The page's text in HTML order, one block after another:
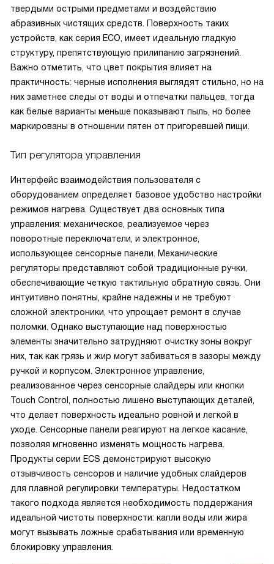
твердыми острыми предметами и воздействию
абразивных чистящих средств. Поверхность таких
устройств, как серия ECO, имеет идеальную гладкую
структуру, препятствующую прилипанию загрязнений.
Важно отметить, что цвет покрытия влияет на
практичность: черные исполнения выглядят стильно, но на
них заметнее следы от воды и отпечатки пальцев, тогда
как белые варианты меньше показывают пыль, но более
маркированы в отношении пятен от пригоревшей пищи.
Тип регулятора управления
Интерфейс взаимодействия пользователя с
оборудованием определяет базовое удобство настройки
режимов нагрева. Существует два основных типа
управления: механическое, реализуемое через
поворотные переключатели, и электронное,
использующее сенсорные панели. Механические
регуляторы представляют собой традиционные ручки,
обеспечивающие четкую тактильную обратную связь. Они
интуитивно понятны, крайне надежны и не требуют
сложной электроники, что упрощает ремонт в случае
поломки. Однако выступающие над поверхностью
элементы значительно затрудняют очистку зоны вокруг
них, так как грязь и жир могут забиваться в зазоры между
ручкой и корпусом. Электронное управление,
реализованное через сенсорные слайдеры или кнопки
Touch Control, полностью лишено выступающих деталей,
что делает поверхность идеально ровной и легкой в
уходе. Сенсорные панели реагируют на легкое касание,
позволяя мгновенно изменять мощность нагрева.
Продукты серии ECS демонстрируют высокую
отзывчивость сенсоров и наличие удобных слайдеров
для плавной регулировки температуры. Недостатком
такого подхода является необходимость поддержания
идеальной чистоты поверхности: капли воды или жира
могут вызывать ложные срабатывания или временную
блокировку управления.